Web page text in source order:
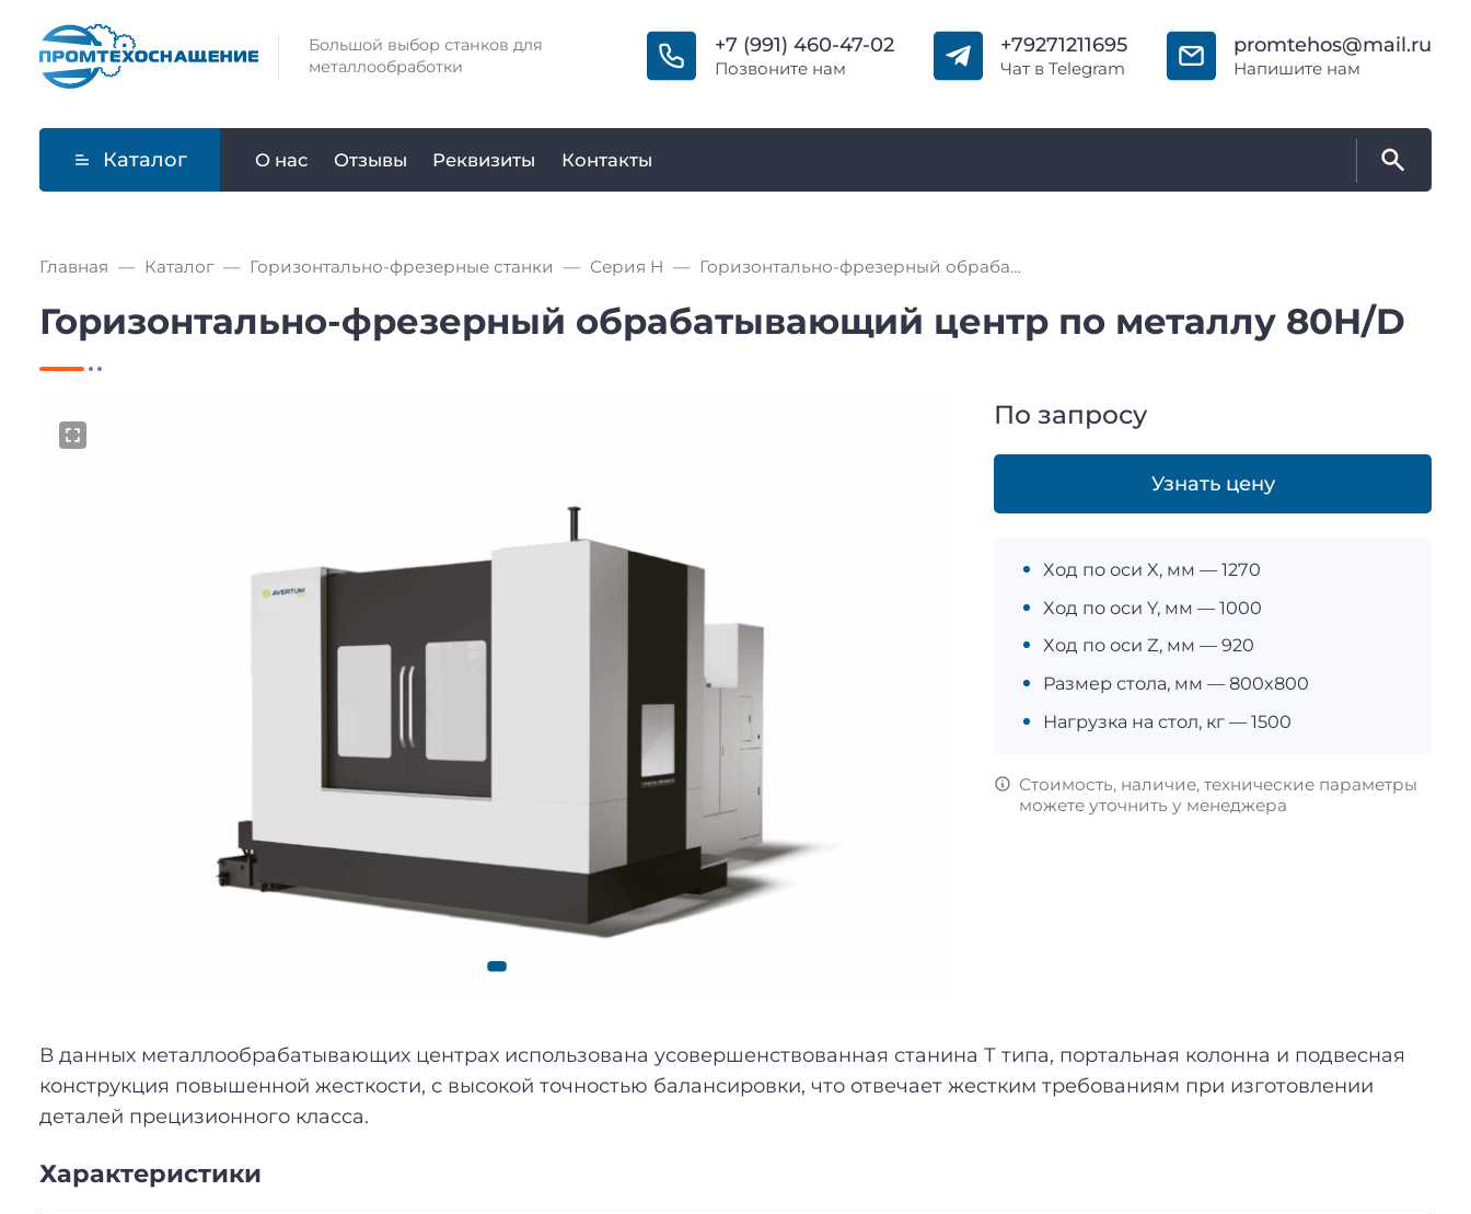
Большой выбор станков для
металлообработки
+7 (991) 460-47-02
Позвоните нам
+79271211695
Чат в Telegram
promtehos@mail.ru
Напишите нам
Каталог О нас Отзывы Реквизиты Контакты
Главная Каталог Горизонтально-фрезерные станки Серия H Горизонтально-фрезерный обрабатывающий центр по металлу 80H/D
Горизонтально-фрезерный обрабатывающий центр по металлу 80H/D
По запросу
Узнать цену
Ход по оси X, мм — 1270
Ход по оси Y, мм — 1000
Ход по оси Z, мм — 920
Размер стола, мм — 800x800
Нагрузка на стол, кг — 1500
Стоимость, наличие, технические параметры
можете уточнить у менеджера
В данных металлообрабатывающих центрах использована усовершенствованная станина Т типа, портальная колонна и подвесная
конструкция повышенной жесткости, с высокой точностью балансировки, что отвечает жестким требованиям при изготовлении
деталей прецизионного класса.
Характеристики